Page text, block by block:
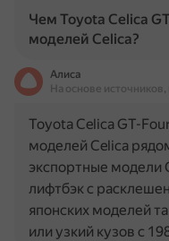
Чем Toyota Celica
моделей Celica?
Алиса
На основе
Toyota Celica GT-
моделей Celica
экспортные модели
лифтбэк с
японских моделей
или узкий кузов с